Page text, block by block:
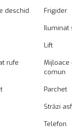
deschid Frigider
Iluminat
Lift
rufe
Mijloace
comun
Parchet
Străzi
Telefon